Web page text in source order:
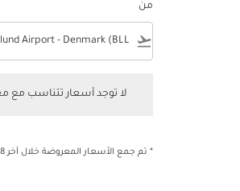
من
flight_takeoff
لا توجد أسعار تتناسب مع
* تم جمع الأسعار المعروضة خلال آخر 48 ساعة وقد لا تكون متاحة وقت الحجز.